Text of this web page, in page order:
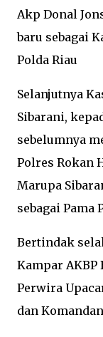
Akp Donal
baru sebagai
Polda Riau
Selanjutnya
Sibarani,
sebelumnya
Polres Rokan
Marupa
sebagai Pama
Bertindak
Kampar AKBP
Perwira
dan